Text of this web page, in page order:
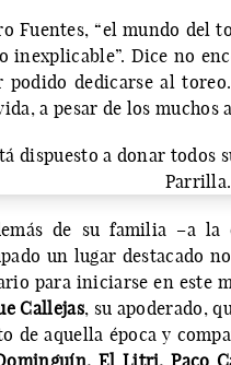
Fuentes, “el mundo del
inexplicable”. Dice no
podido dedicarse al
a pesar de los muchos
de su familia –a
un lugar destacado
para iniciarse en este
Callejas, su apoderado,
de aquella época y